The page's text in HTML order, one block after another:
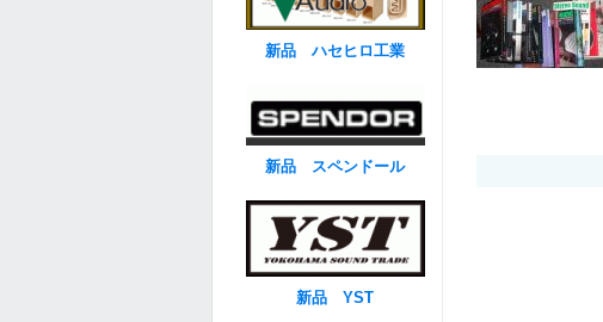
新品 ハセヒロ工業
新品 スペンドール
新品 YST